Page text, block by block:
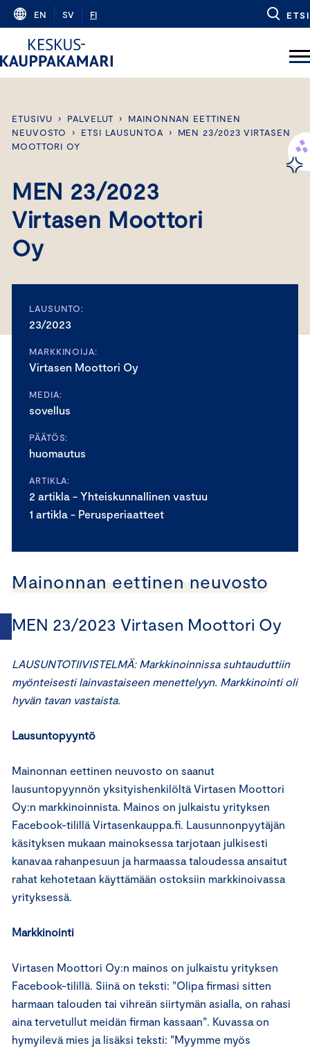
Skip
content
EN SV FI ETSI
ETUSIVU › PALVELUT ›
MAINONNAN EETTINEN
NEUVOSTO
› ETSI LAUSUNTOA ›
MEN 23/2023 VIRTASEN
MOOTTORI OY
MEN 23/2023
Virtasen Moottori
Oy
LAUSUNTO:
23/2023
MARKKINOIJA:
Virtasen Moottori Oy
MEDIA:
sovellus
PÄÄTÖS:
huomautus
ARTIKLA:
2 artikla - Yhteiskunnallinen vastuu
1 artikla - Perusperiaatteet
Mainonnan eettinen neuvosto
MEN 23/2023 Virtasen Moottori Oy
LAUSUNTOTIIVISTELMÄ: Markkinoinnissa suhtauduttiin
myönteisesti lainvastaiseen menettelyyn. Markkinointi oli
hyvän tavan vastaista.
Lausuntopyyntö
Mainonnan eettinen neuvosto on saanut
lausuntopyynnön yksityishenkilöltä Virtasen Moottori
Oy:n markkinoinnista. Mainos on julkaistu yrityksen
Facebook-tilillä Virtasenkauppa.fi. Lausunnonpyytäjän
käsityksen mukaan mainoksessa tarjotaan julkisesti
kanavaa rahanpesuun ja harmaassa taloudessa ansaitut
rahat kehotetaan käyttämään ostoksiin markkinoivassa
yrityksessä.
Markkinointi
Virtasen Moottori Oy:n mainos on julkaistu yrityksen
Facebook-tilillä. Siinä on teksti: ”Olipa firmasi sitten
harmaan talouden tai vihreän siirtymän asialla, on rahasi
aina tervetullut meidän firman kassaan”. Kuvassa on
hymyilevä mies ja lisäksi teksti: ”Myymme myös